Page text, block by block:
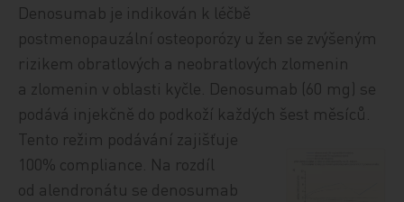
Denosumab je indikován k léčbě
postmenopauzální osteoporózy u žen se zvýšeným
rizikem obratlových a neobratlových zlomenin
a zlomenin v oblasti kyčle. Denosumab (60 mg) se
podává injekčně do podkoží každých šest měsíců.
Tento režim podávání zajišťuje
100% compliance. Na rozdíl
od alendronátu se denosumab